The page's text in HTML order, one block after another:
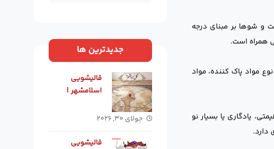
و شوها بر مبنای درجه
همراه است.
مواد پاک کننده، مواد
یادگاری یا بسیار نو
دارد.
جدیدترین ها
قالیشویی
اسلامشهر |
قالیشویی در
جولای ۳۰, ۲۰۲۶
قالیشویی